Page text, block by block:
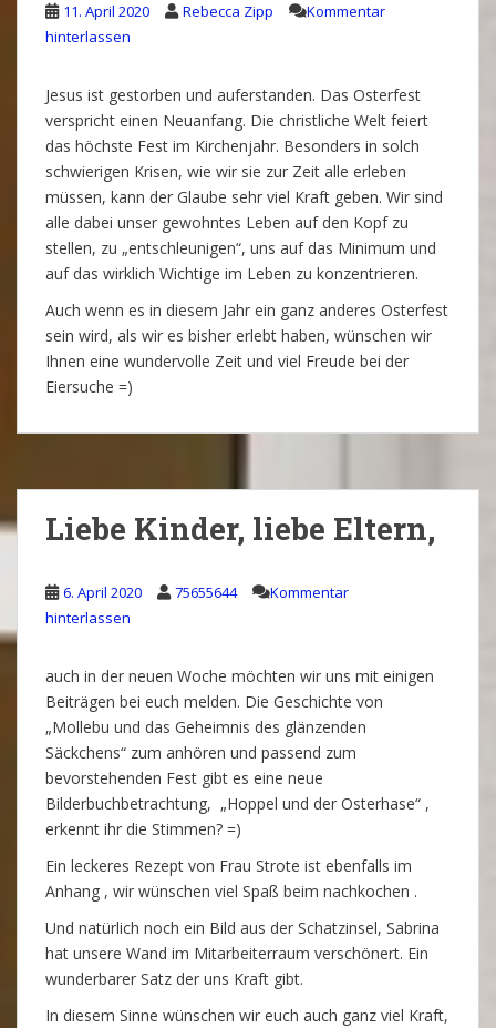
11. April 2020 Rebecca Zipp
Kommentar
hinterlassen
Jesus ist gestorben und auferstanden. Das Osterfest
verspricht einen Neuanfang. Die christliche Welt feiert
das höchste Fest im Kirchenjahr. Besonders in solch
schwierigen Krisen, wie wir sie zur Zeit alle erleben
müssen, kann der Glaube sehr viel Kraft geben. Wir sind
alle dabei unser gewohntes Leben auf den Kopf zu
stellen, zu „entschleunigen“, uns auf das Minimum und
auf das wirklich Wichtige im Leben zu konzentrieren.
Auch wenn es in diesem Jahr ein ganz anderes Osterfest
sein wird, als wir es bisher erlebt haben, wünschen wir
Ihnen eine wundervolle Zeit und viel Freude bei der
Eiersuche =)
Liebe Kinder, liebe Eltern,
6. April 2020 75655644
Kommentar
hinterlassen
auch in der neuen Woche möchten wir uns mit einigen
Beiträgen bei euch melden. Die Geschichte von
„Mollebu und das Geheimnis des glänzenden
Säckchens“ zum anhören und passend zum
bevorstehenden Fest gibt es eine neue
Bilderbuchbetrachtung, „Hoppel und der Osterhase“ ,
erkennt ihr die Stimmen? =)
Ein leckeres Rezept von Frau Strote ist ebenfalls im
Anhang , wir wünschen viel Spaß beim nachkochen .
Und natürlich noch ein Bild aus der Schatzinsel, Sabrina
hat unsere Wand im Mitarbeiterraum verschönert. Ein
wunderbarer Satz der uns Kraft gibt.
In diesem Sinne wünschen wir euch auch ganz viel Kraft,